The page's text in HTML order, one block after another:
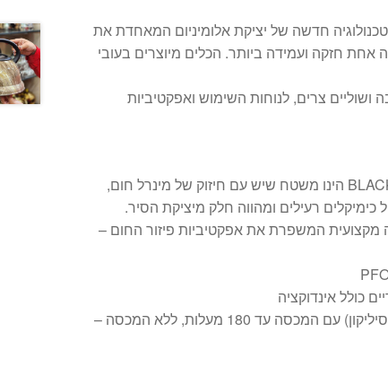
חדשה של יציקת אלומיניום המאחדת את
אחת חזקה ועמידה ביותר. הכלים מיוצרים בעובי
צרים, לנוחות השימוש ואפקטיביות
כימיקלים רעילים ומהווה חלק מיציקת הסיר.
המשפרת את אפקטיביות פיזור החום –
כולל אינדוקציה
ניתן לשימוש בתנור (ללא ידיות הסיליקון) עם המכסה עד 180 מעלות, ללא המכסה –